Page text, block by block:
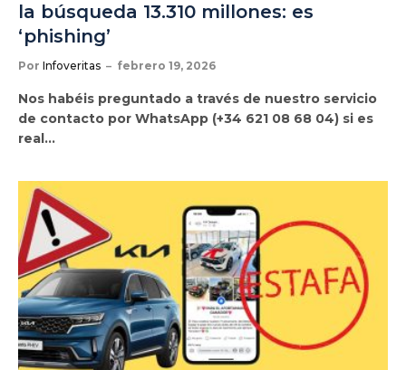
la búsqueda 13.310 millones: es
‘phishing’
Por Infoveritas febrero 19, 2026
Nos habéis preguntado a través de nuestro servicio
de contacto por WhatsApp (+34 621 08 68 04) si es
real…